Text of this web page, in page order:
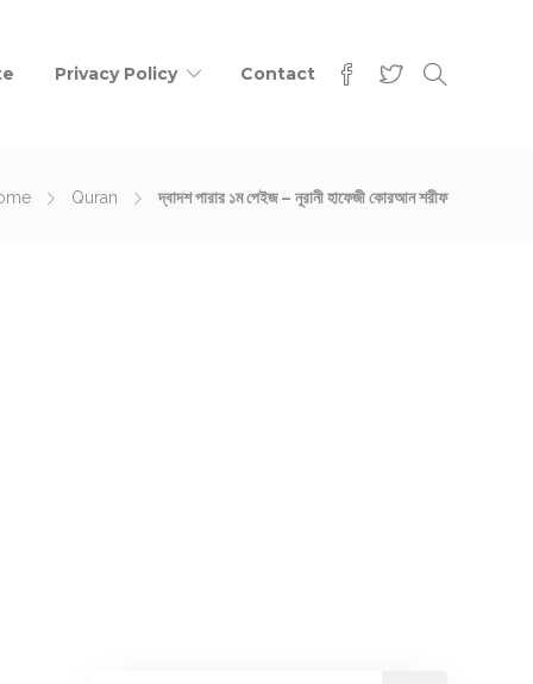
Privacy Policy Contact
Quran দ্বাদশ পারার ১ম পেইজ – নূরানী হাফেজী কোরআন শরীফ